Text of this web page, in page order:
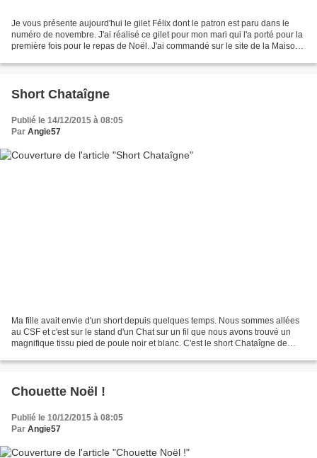
Je vous présente aujourd'hui le gilet Félix dont le patron est paru dans le
numéro de novembre. J'ai réalisé ce gilet pour mon mari qui l'a porté pour la
première fois pour le repas de Noël. J'ai commandé sur le site de la Maison
Short Chataîgne
Publié le 14/12/2015 à 08:05
Par Angie57
Ma fille avait envie d'un short depuis quelques temps. Nous sommes allées
au CSF et c'est sur le stand d'un Chat sur un fil que nous avons trouvé un
magnifique tissu pied de poule noir et blanc. C'est le short Chataîgne de
Chouette Noël !
Publié le 10/12/2015 à 08:05
Par Angie57